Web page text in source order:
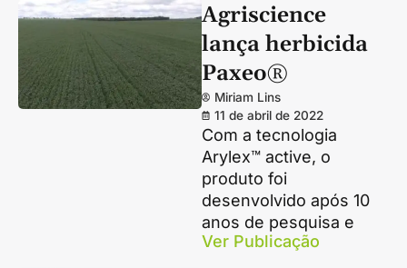
Agriscience
lança herbicida
Paxeo®
Miriam Lins
11 de abril de 2022
Com a tecnologia
Arylex™ active, o
produto foi
desenvolvido após 10
anos de pesquisa e
Ver Publicação